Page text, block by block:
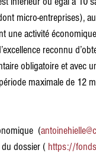
micro-entreprises),
une activité
reconnu
obligatoire et avec
maximale de 12
(
dossier ( https://